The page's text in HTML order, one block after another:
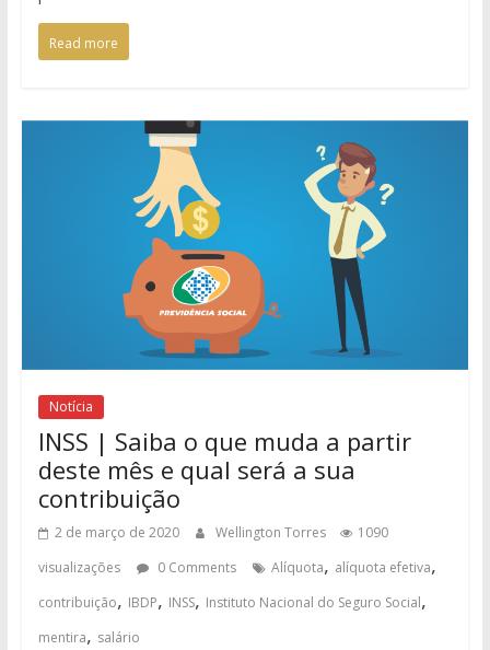
Read more
Notícia
INSS | Saiba o que muda a partir
deste mês e qual será a sua
contribuição
2 de março de 2020 Wellington Torres
1090
visualizações
0 Comments Alíquota, alíquota efetiva,
contribuição, IBDP, INSS, Instituto Nacional do Seguro Social,
mentira, salário